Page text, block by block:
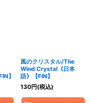
】
風のクリスタル/The
Wind Crystal《日本
語》【FIN】
130円(税込)